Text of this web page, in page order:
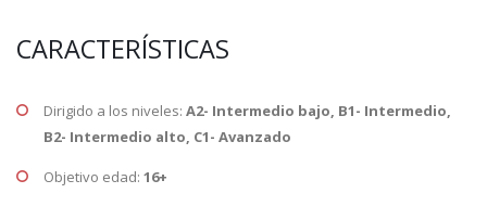
CARACTERÍSTICAS
Dirigido a los niveles: A2- Intermedio bajo, B1- Intermedio,
B2- Intermedio alto, C1- Avanzado
Objetivo edad: 16+